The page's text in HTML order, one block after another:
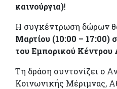
καινούργια)!
Η συγκέντρωση δώρων
Μαρτίου (10:00 – 17:00)
του Εμπορικού
Τη δράση συντονίζει ο
Κοινωνικής Μέριμνας,